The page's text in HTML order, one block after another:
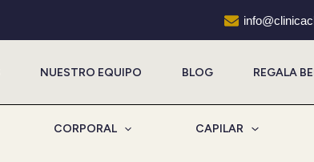
NUESTRO EQUIPO BLOG REGALA
CORPORAL CAPILAR